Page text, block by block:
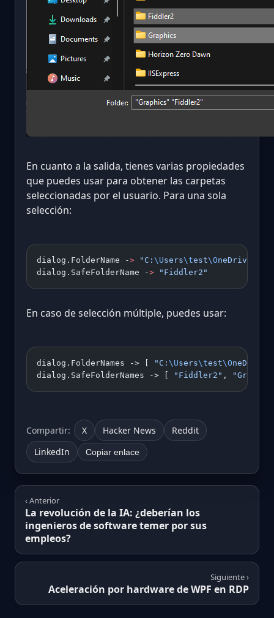
En cuanto a la salida, tienes varias propiedades
que puedes usar para obtener las carpetas
seleccionadas por el usuario. Para una sola
selección:
dialog.FolderName -> "C: \Users\test\OneDrive
dialog.SafeFolderName -> "Fiddler2"
En caso de selección múltiple, puedes usar:
dialog.FolderNames -> [ "C: \Users\test\OneDrive
dialog.SafeFolderNames -> [
"Fiddler2" ,
Compartir: X Hacker News
Reddit
LinkedIn
Copiar enlace
‹ Anterior
La revolución de la IA: ¿deberían los
ingenieros de software temer por sus
empleos?
Siguiente ›
Aceleración por hardware de WPF en RDP